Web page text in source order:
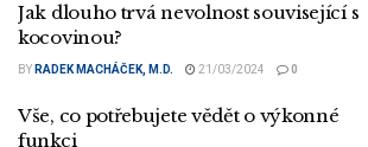
Jak dlouho trvá nevolnost související s
kocovinou?
BY RADEK MACHÁČEK, M.D. 21/03/2024 0
Vše, co potřebujete vědět o výkonné
funkci